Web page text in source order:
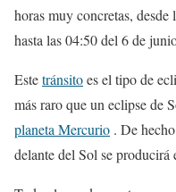
horas muy concretas,
hasta las 04:50 del 6 de
Estetránsitoes el tipo de
más raro que un eclipse de
planeta Mercurio . De
delante del Sol se producirá